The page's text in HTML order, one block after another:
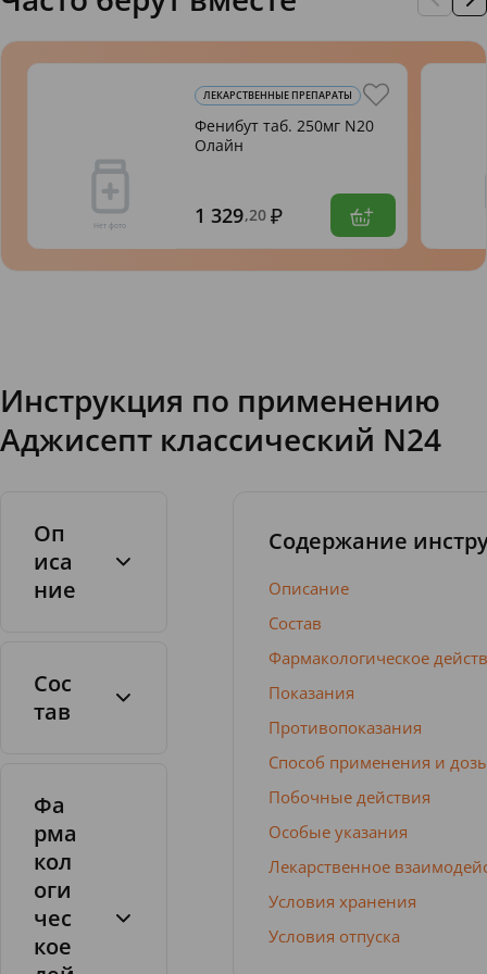
ЛЕКАРСТВЕННЫЕ ПРЕПАРАТЫ
Фенибут таб. 250мг N20
Олайн
1 329,20
Инструкция по применению
Аджисепт классический N24
Оп
иса
ние
Сос
тав
я
Фа
рма
кол
оги
чес
кое
Содержание
Описание
Состав
Фармакологическое
Показания
Противопоказания
Способ применения и
Побочные действия
Особые указания
Лекарственное
Условия хранения
Условия отпуска